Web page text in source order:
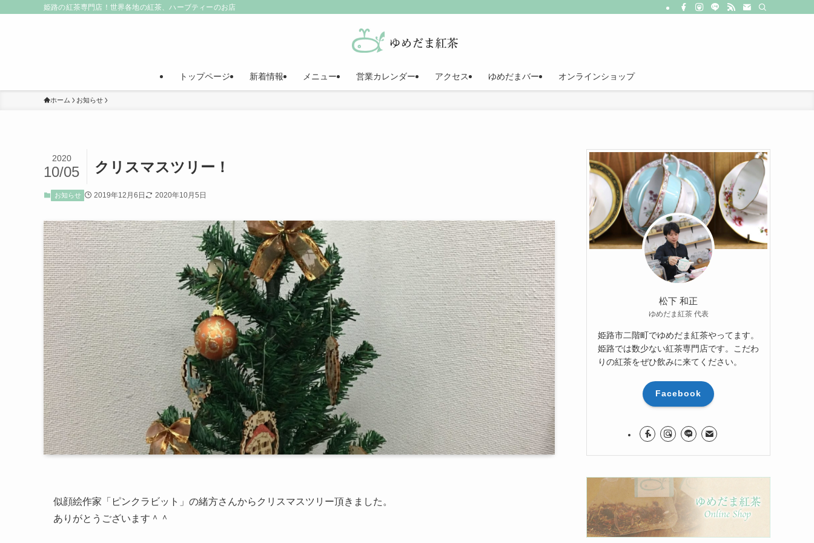
姫路の紅茶専門店！世界各地の紅茶、ハーブティーのお店
トップページ 新着情報 メニュー 営業カレンダー アクセス ゆめだまバー オンラインショップ
ホーム お知らせ
クリスマスツリー！
2020
10/05
お知らせ 2019年12月6日 2020年10月5日
似顔絵作家「ピンクラビット」の緒方さんからクリスマスツリー頂きました。
ありがとうございます＾＾
松下 和正
ゆめだま紅茶 代表
姫路市二階町でゆめだま紅茶やってます。
姫路では数少ない紅茶専門店です。こだわ
りの紅茶をぜひ飲みに来てください。
Facebook